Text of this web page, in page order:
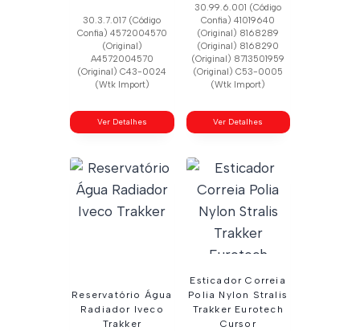
30.3.7.017 (Código
Confia) 4572004570
(Original)
A4572004570
(Original) C43-0024
(Wtk Import)
Ver Detalhes
30.99.6.001 (Código
Confia) 41019640
(Original) 8168289
(Original) 8168290
(Original) 8713501959
(Original) C53-0005
(Wtk Import)
Ver Detalhes
Reservatório Água
Radiador Iveco
Trakker
Esticador Correia
Polia Nylon Stralis
Trakker Eurotech
Cursor